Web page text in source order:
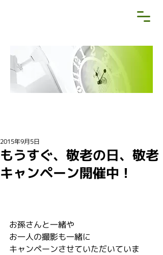
もうすぐ、敬老の日、敬老
キャンペーン開催中！
2015年9月5日
お孫さんと一緒や
お一人の撮影も一緒に
キャンペーンさせていただいていま